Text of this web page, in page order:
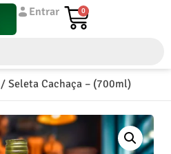
Entrar 0
/ Seleta Cachaça – (700ml)